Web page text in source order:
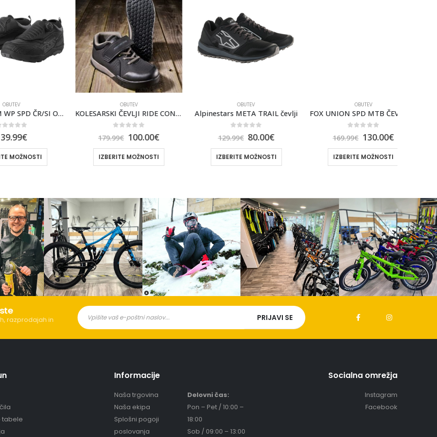
ČEVLJI LOAM WP SPD ČR/SI ONEAL
€
KOLESARSKI ČEVLJI RIDE CONCEPTS TNT
179.99€ 100.00€
IZBERITE MOŽNOSTI
Alpinestars META TRAIL čevlji
129.99€ 80.00€
IZBERITE MOŽNOSTI
FOX UNION SPD MTB ČEVLJI [MOC]
169.99€ 130.00€
IZBERITE MOŽNOSTI
razprodajah in
tabele
Informacije
Naša trgovina
Naša ekipa
Splošni pogoji
poslovanja
Delovni čas:
Pon – Pet / 10:00 –
18:00
Sob / 09:00 – 13:00
Socialna omrežja
Instagram
Facebook